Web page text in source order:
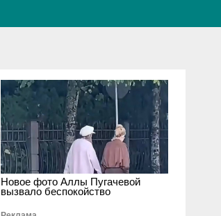
Новое фото Аллы Пугачевой
вызвало беспокойство